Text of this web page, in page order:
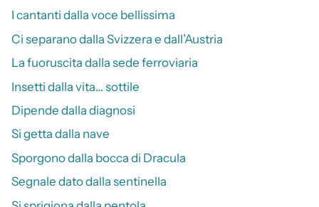
I cantanti dalla voce bellissima
Ci separano dalla Svizzera e dall’Austria
La fuoruscita dalla sede ferroviaria
Insetti dalla vita… sottile
Dipende dalla diagnosi
Si getta dalla nave
Sporgono dalla bocca di Dracula
Segnale dato dalla sentinella